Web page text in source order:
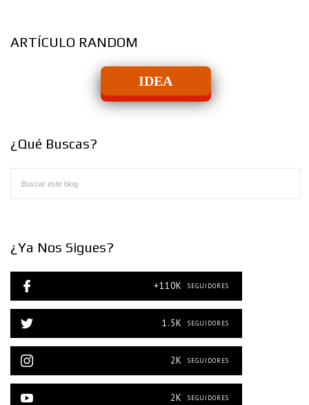
ARTÍCULO RANDOM
IDEA
¿Qué Buscas?
¿Ya Nos Sigues?
+110K SEGUIDORES
1.5K SEGUIDORES
2K SEGUIDORES
2K SEGUIDORES